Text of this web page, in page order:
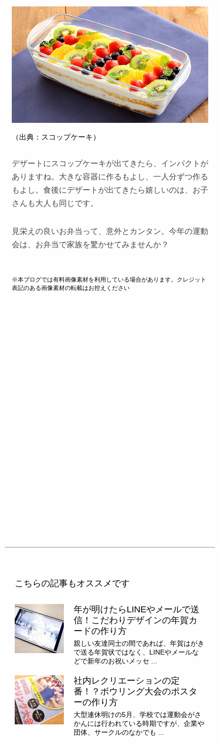
（出典： スコップケーキ）
デザートにスコップケーキが出てきたら、インパクトが
ありますね。大きな容器に作るもよし、一人分ずつ作る
もよし。食後にデザートが出てきたら嬉しいのは、お子
さんも大人も同じです。
見栄えの良いお弁当って、意外とカンタン。今年の運動
会は、お弁当で家族を驚かせてみませんか？
※本ブログでは有料画像素材を利用している場合があります。クレジット
表記のある画像素材の転載はお控えください
こちらの記事もオススメです
年が明けたらLINEやメールで送
信！こだわりデザインの年賀カ
ードの作り方
親しい友達同士の間であれば、年賀はがき
で送る年賀状ではなく、LINEやメールな
どで新年のお祝いメッセ ...
社内レクリエーションの定
番！？ボウリング大会のポスタ
ーの作り方
大型連休明けの5月、学校では運動会がさ
かんには行われている時期ですが、企業や
団体、サークルのなかでも ...